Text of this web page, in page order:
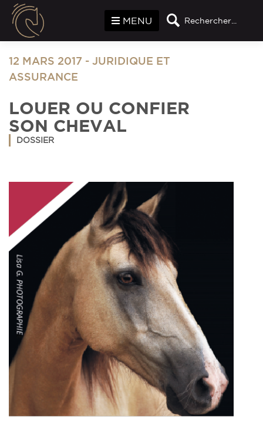
Rechercher...
MENU
12 MARS 2017 - JURIDIQUE ET
ASSURANCE
LOUER OU CONFIER
SON CHEVAL
DOSSIER
Panneau de gestion des cookies